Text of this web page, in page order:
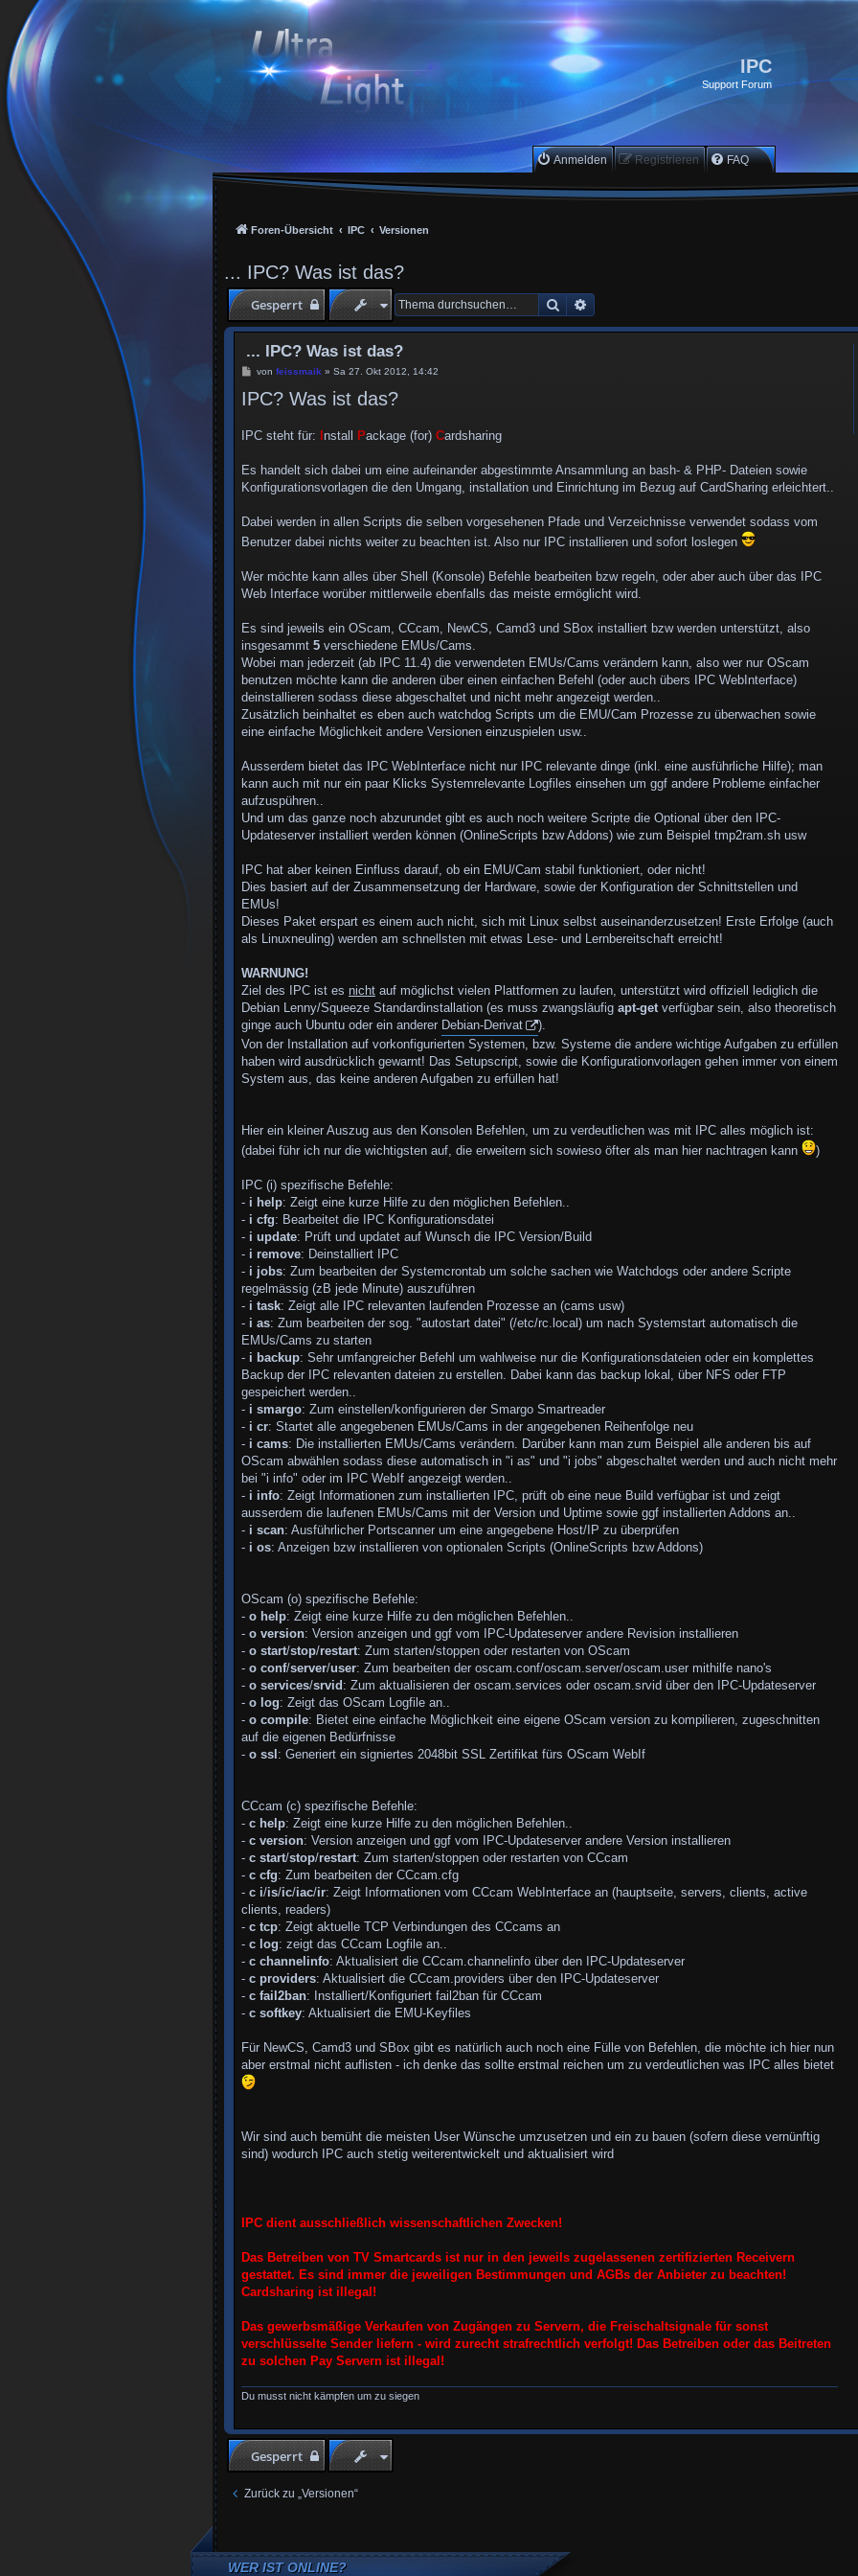
IPC
Support Forum
Anmelden Registrieren FAQ
Foren-Übersicht IPC Versionen
... IPC? Was ist das?
Gesperrt Suche
... IPC? Was ist das?
B
i
g
von feissmaik » Sa 27. Okt 2012, 14:42
IPC? Was ist das?
IPC steht für: nstall Package (for) Cardsharing
Es handelt sich dabei um eine aufeinander abgestimmte Ansammlung an bash- & PHP- Dateien sowie
Konfigurationsvorlagen die den Umgang, installation und Einrichtung im Bezug auf CardSharing erleichtert..
Dabei werden in allen Scripts die selben vorgesehenen Pfade und Verzeichnisse verwendet sodass vom
Benutzer dabei nichts weiter zu beachten ist. Also nur IPC installieren und sofort loslegen
Wer möchte kann alles über Shell (Konsole) Befehle bearbeiten bzw regeln, oder aber auch über das IPC
Web Interface worüber mittlerweile ebenfalls das meiste ermöglicht wird.
Es sind jeweils ein OScam, CCcam, NewCS, Camd3 und SBox installiert bzw werden unterstützt, also
insgesammt 5 verschiedene EMUs/Cams.
Wobei man jederzeit (ab IPC 11.4) die verwendeten EMUs/Cams verändern kann, also wer nur OScam
benutzen möchte kann die anderen über einen einfachen Befehl (oder auch übers IPC WebInterface)
deinstallieren sodass diese abgeschaltet und nicht mehr angezeigt werden..
Zusätzlich beinhaltet es eben auch watchdog Scripts um die EMU/Cam Prozesse zu überwachen sowie
eine einfache Möglichkeit andere Versionen einzuspielen usw..
Ausserdem bietet das IPC WebInterface nicht nur IPC relevante dinge (inkl. eine ausführliche Hilfe); man
kann auch mit nur ein paar Klicks Systemrelevante Logfiles einsehen um ggf andere Probleme einfacher
aufzuspühren..
Und um das ganze noch abzurundet gibt es auch noch weitere Scripte die Optional über den IPC-
Updateserver installiert werden können (OnlineScripts bzw Addons) wie zum Beispiel tmp2ram.sh usw
IPC hat aber keinen Einfluss darauf, ob ein EMU/Cam stabil funktioniert, oder nicht!
Dies basiert auf der Zusammensetzung der Hardware, sowie der Konfiguration der Schnittstellen und
EMUs!
Dieses Paket erspart es einem auch nicht, sich mit Linux selbst auseinanderzusetzen! Erste Erfolge (auch
als Linuxneuling) werden am schnellsten mit etwas Lese- und Lernbereitschaft erreicht!
WARNUNG!
Ziel des IPC ist es nicht auf möglichst vielen Plattformen zu laufen, unterstützt wird offiziell lediglich die
Debian Lenny/Squeeze Standardinstallation (es muss zwangsläufig apt-getverfügbar sein, also theoretisch
ginge auch Ubuntu oder ein anderer Debian-Derivat
).
Von der Installation auf vorkonfigurierten Systemen, bzw. Systeme die andere wichtige Aufgaben zu erfüllen
haben wird ausdrücklich gewarnt! Das Setupscript, sowie die Konfigurationvorlagen gehen immer von einem
System aus, das keine anderen Aufgaben zu erfüllen hat!
Hier ein kleiner Auszug aus den Konsolen Befehlen, um zu verdeutlichen was mit IPC alles möglich ist:
(dabei führ ich nur die wichtigsten auf, die erweitern sich sowieso öfter als man hier nachtragen kann
)
IPC (i) spezifische Befehle:
- i help: Zeigt eine kurze Hilfe zu den möglichen Befehlen..
- i cfg: Bearbeitet die IPC Konfigurationsdatei
- i update: Prüft und updatet auf Wunsch die IPC Version/Build
- i remove: Deinstalliert IPC
- i jobs: Zum bearbeiten der Systemcrontab um solche sachen wie Watchdogs oder andere Scripte
regelmässig (zB jede Minute) auszuführen
- i task: Zeigt alle IPC relevanten laufenden Prozesse an (cams usw)
- i as: Zum bearbeiten der sog. "autostart datei" (/etc/rc.local) um nach Systemstart automatisch die
EMUs/Cams zu starten
- i backup: Sehr umfangreicher Befehl um wahlweise nur die Konfigurationsdateien oder ein komplettes
Backup der IPC relevanten dateien zu erstellen. Dabei kann das backup lokal, über NFS oder FTP
gespeichert werden..
- i smargo: Zum einstellen/konfigurieren der Smargo Smartreader
- i cr: Startet alle angegebenen EMUs/Cams in der angegebenen Reihenfolge neu
- i cams: Die installierten EMUs/Cams verändern. Darüber kann man zum Beispiel alle anderen bis auf
OScam abwählen sodass diese automatisch in "i as" und "i jobs" abgeschaltet werden und auch nicht mehr
bei "i info" oder im IPC WebIf angezeigt werden..
- i info: Zeigt Informationen zum installierten IPC, prüft ob eine neue Build verfügbar ist und zeigt
ausserdem die laufenen EMUs/Cams mit der Version und Uptime sowie ggf installierten Addons an..
- i scan: Ausführlicher Portscanner um eine angegebene Host/IP zu überprüfen
- i os: Anzeigen bzw installieren von optionalen Scripts (OnlineScripts bzw Addons)
OScam (o) spezifische Befehle:
- o help: Zeigt eine kurze Hilfe zu den möglichen Befehlen..
- o version: Version anzeigen und ggf vom IPC-Updateserver andere Revision installieren
- o start/stop/restart: Zum starten/stoppen oder restarten von OScam
- o conf/server/user: Zum bearbeiten der oscam.conf/oscam.server/oscam.user mithilfe nano's
- o services/srvid: Zum aktualisieren der oscam.services oder oscam.srvid über den IPC-Updateserver
- o log: Zeigt das OScam Logfile an..
- o compile: Bietet eine einfache Möglichkeit eine eigene OScam version zu kompilieren, zugeschnitten
auf die eigenen Bedürfnisse
- o ssl: Generiert ein signiertes 2048bit SSL Zertifikat fürs OScam WebIf
CCcam (c) spezifische Befehle:
- c help: Zeigt eine kurze Hilfe zu den möglichen Befehlen..
- c version: Version anzeigen und ggf vom IPC-Updateserver andere Version installieren
- c start/stop/restart: Zum starten/stoppen oder restarten von CCcam
- c cfg: Zum bearbeiten der CCcam.cfg
- c i/is/ic/iac/ir: Zeigt Informationen vom CCcam WebInterface an (hauptseite, servers, clients, active
clients, readers)
- c tcp: Zeigt aktuelle TCP Verbindungen des CCcams an
- c log: zeigt das CCcam Logfile an..
- c channelinfo: Aktualisiert die CCcam.channelinfo über den IPC-Updateserver
- c providers: Aktualisiert die CCcam.providers über den IPC-Updateserver
- c fail2ban: Installiert/Konfiguriert fail2ban für CCcam
- c softkey: Aktualisiert die EMU-Keyfiles
Für NewCS, Camd3 und SBox gibt es natürlich auch noch eine Fülle von Befehlen, die möchte ich hier nun
aber erstmal nicht auflisten - ich denke das sollte erstmal reichen um zu verdeutlichen was IPC alles bietet
Wir sind auch bemüht die meisten User Wünsche umzusetzen und ein zu bauen (sofern diese vernünftig
sind) wodurch IPC auch stetig weiterentwickelt und aktualisiert wird
IPC dient ausschließlich wissenschaftlichen Zwecken!
Das Betreiben von TV Smartcards ist nur in den jeweils zugelassenen zertifizierten Receivern
gestattet. Es sind immer die jeweiligen Bestimmungen und AGBs der Anbieter zu beachten!
Cardsharing ist illegal!
Das gewerbsmäßige Verkaufen von Zugängen zu Servern, die Freischaltsignale für sonst
verschlüsselte Sender liefern - wird zurecht strafrechtlich verfolgt! Das Betreiben oder das Beitreten
zu solchen Pay Servern ist illegal!
Du musst nicht kämpfen um zu siegen
Gesperrt
Zurück zu „Versionen“
WER IST ONLINE?